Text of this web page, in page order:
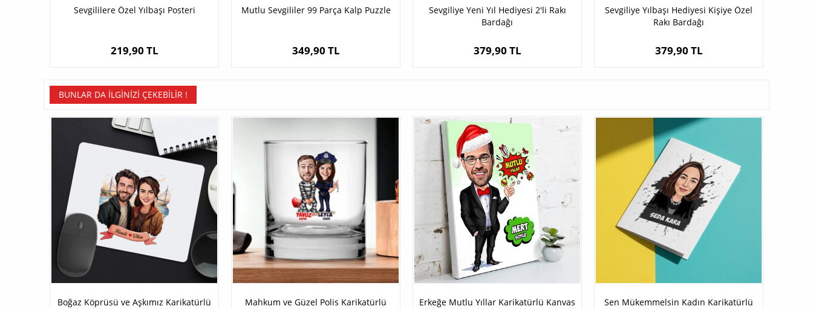
Sevgililere Özel Yılbaşı Posteri
219,90 TL
Mutlu Sevgililer 99 Parça Kalp Puzzle
349,90 TL
Sevgiliye Yeni Yıl Hediyesi 2'li Rakı
Bardağı
379,90 TL
Sevgiliye Yılbaşı Hediyesi Kişiye Özel
Rakı Bardağı
379,90 TL
BUNLAR DA İLGINIZI ÇEKEBILIR !
Boğaz Köprüsü ve Aşkımız Karikatürlü
Mahkum ve Güzel Polis Karikatürlü
Erkeğe Mutlu Yıllar Karikatürlü Kanvas
Sen Mükemmelsin Kadın Karikatürlü